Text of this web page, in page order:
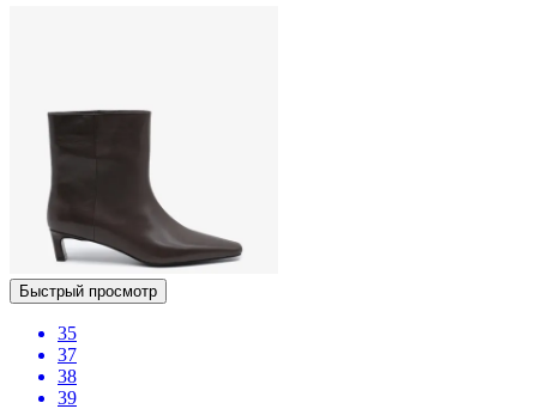
Быстрый просмотр
35
37
38
39